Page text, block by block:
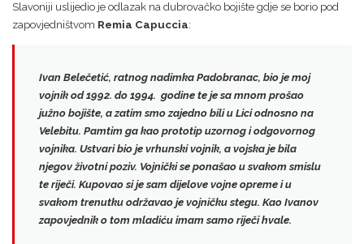
Slavoniji uslijedio je odlazak na dubrovačko bojište gdje se borio pod
zapovjedništvom Remia Capuccia:
Ivan Belečetić, ratnog nadimka Padobranac, bio je moj
vojnik od 1992. do 1994. godine te je sa mnom prošao
južno bojište, a zatim smo zajedno bili u Lici odnosno na
Velebitu. Pamtim ga kao prototip uzornog i odgovornog
vojnika. Ustvari bio je vrhunski vojnik, a vojska je bila
njegov životni poziv. Vojnički se ponašao u svakom smislu
te riječi. Kupovao si je sam dijelove vojne opreme i u
svakom trenutku održavao je vojničku stegu. Kao Ivanov
zapovjednik o tom mladiću imam samo riječi hvale.